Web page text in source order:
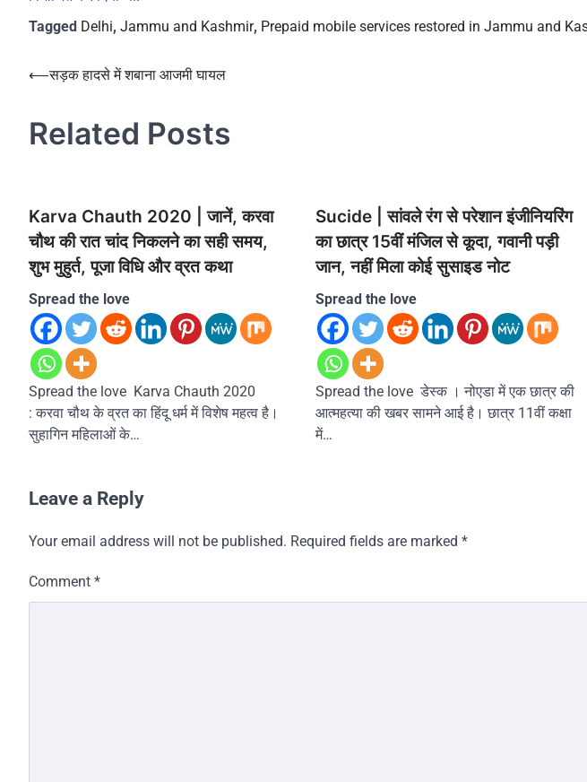
Tagged Delhi, Jammu and Kashmir, Prepaid mobile services restored in Jammu and
Post
⟵सड़क हादसे में शबाना आजमी घायल
Related Posts
Karva Chauth 2020 | जानें, करवा
चौथ की रात चांद निकलने का सही समय,
शुभ मुहुर्त, पूजा विधि और व्रत कथा
Spread the love
Spread the love Karva Chauth 2020
: करवा चौथ के व्रत का हिंदू धर्म में विशेष महत्व है।
सुहागिन महिलाओं के…
Sucide | सांवले रंग से परेशान इंजीनियरिंग
का छात्र 15वीं मंजिल से कूदा, गवानी पड़ी
जान, नहीं मिला कोई सुसाइड नोट
Spread the love
Spread the love डेस्क । नोएडा में एक छात्र की
आत्महत्या की खबर सामने आई है। छात्र 11वीं कक्षा
में…
Leave a Reply
Your email address will not be published. Required fields are marked *
Comment *